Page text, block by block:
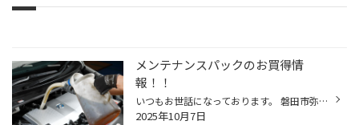
メンテナンスパックのお買得情
報！！
いつもお世話になっております。 磐田市弥藤太島にあります、ブリヂストンタイヤの専門店タイヤ館 磐田」です。 【磐田 浜松 袋井 掛川 菊川 御前崎】のお客様、 いつもご来店頂き、誠にありがとうございます。m(_ _)m ちょっとしたお買い物から家族の送り迎え、 お休みの日にはみんなでお出かけと...
2025年10月7日